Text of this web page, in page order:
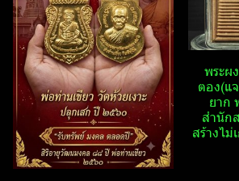
พระผ
ตอง(แ
ยาก
สำนัก
สร้างไม่